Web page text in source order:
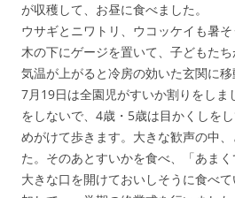
が収穫して、お昼に食べました。
ウサギとニワトリ、ウコッケイも暑
木の下にゲージを置いて、子どもたち
気温が上がると冷房の効いた玄関に移
7月19日は全園児がすいか割りをしま
をしないで、4歳・5歳は目かくしを
めがけて歩きます。大きな歓声の中
た。そのあとすいかを食べ、「あま
大きな口を開けておいしそうに食べ